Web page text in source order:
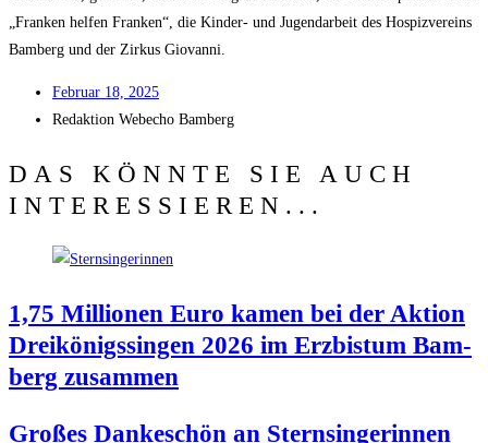
„Fran­ken hel­fen Fran­ken“, die Kin­der- und Jugend­ar­beit des Hos­piz­ver­eins
Bam­berg und der Zir­kus Giovanni.
Febru­ar 18, 2025
Redak­ti­on Web­echo Bamberg
DAS KÖNNTE SIE AUCH
INTERESSIEREN...
1,75 Mil­lio­nen Euro kamen bei der Akti­on
Drei­kö­nigs­sin­gen 2026 im Erz­bis­tum Bam­
berg zusammen
Gro­ßes Dan­ke­schön an Stern­sin­ge­rin­nen